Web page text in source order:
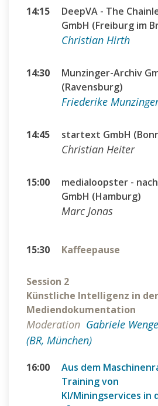
14:15
DeepVA - The
GmbH (Freiburg im
Christian Hirth
14:30
Munzinger-Archiv
(Ravensburg)
Friederike
14:45 startext GmbH
Christian Heiter
15:00
medialoopster -
GmbH (Hamburg)
Marc Jonas
15:30 Kaffeepause
Session 2
Künstliche Intelligenz in der
Mediendokumentation
Moderation Gabriele
(BR, München)
16:00
Aus dem
Training von
KI/Miningservices in